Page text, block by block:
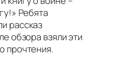
Ребята
рассказ
обзора взяли эти
прочтения.